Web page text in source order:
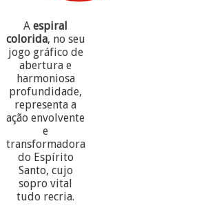
Aespiral
colorida, no seu
jogo gráfico de
abertura e
harmoniosa
profundidade,
representa a
ação envolvente
e
transformadora
do Espírito
Santo, cujo
sopro vital
tudo recria.